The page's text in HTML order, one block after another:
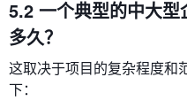
5.2 一个典型的中大
多久？
这取决于项目的复杂程度和
下：